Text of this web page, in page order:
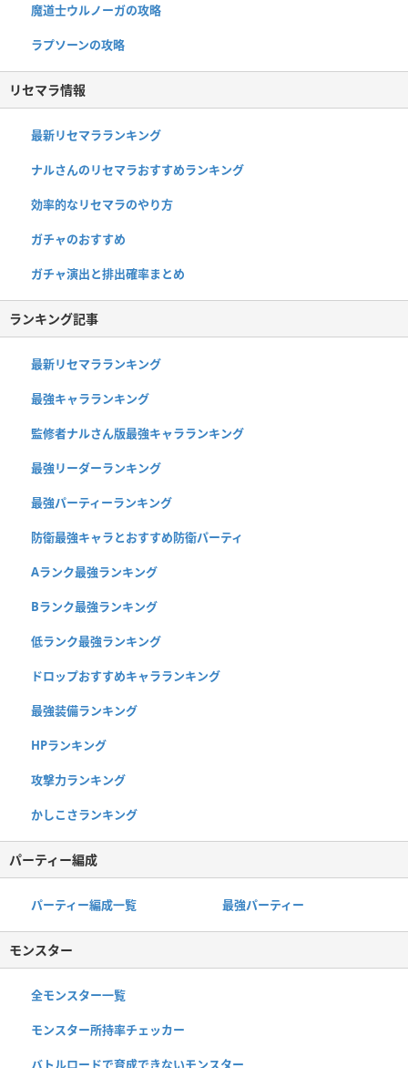
魔道士ウルノーガの攻略
ラプソーンの攻略
リセマラ情報
最新リセマラランキング
ナルさんのリセマラおすすめランキング
効率的なリセマラのやり方
ガチャのおすすめ
ガチャ演出と排出確率まとめ
ランキング記事
最新リセマラランキング
最強キャラランキング
監修者ナルさん版最強キャラランキング
最強リーダーランキング
最強パーティーランキング
防衛最強キャラとおすすめ防衛パーティ
Aランク最強ランキング
Bランク最強ランキング
低ランク最強ランキング
ドロップおすすめキャラランキング
最強装備ランキング
HPランキング
攻撃力ランキング
かしこさランキング
パーティー編成
パーティー編成一覧 最強パーティー
モンスター
全モンスター一覧
モンスター所持率チェッカー
バトルロードで育成できないモンスター